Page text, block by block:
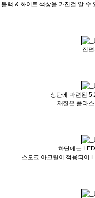
블랙 & 화이트 색상을 가진걸 알 수
전
상단에 마련된
재질은 플라
하단에는
스모크 아크릴이 적용되어